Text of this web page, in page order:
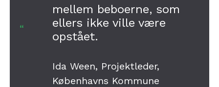
mellem beboerne, som
ellers ikke ville være
opstået.
Ida Ween, Projektleder,
Københavns Kommune